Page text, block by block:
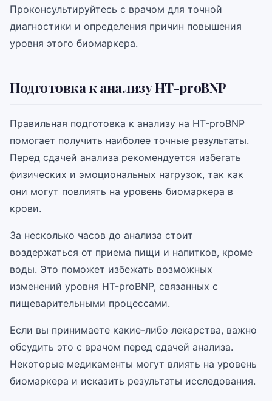
Проконсультируйтесь с врачом для точной
диагностики и определения причин повышения
уровня этого биомаркера.
Подготовка к анализу НТ-proBNP
Правильная подготовка к анализу на НТ-proBNP
помогает получить наиболее точные результаты.
Перед сдачей анализа рекомендуется избегать
физических и эмоциональных нагрузок, так как
они могут повлиять на уровень биомаркера в
крови.
За несколько часов до анализа стоит
воздержаться от приема пищи и напитков, кроме
воды. Это поможет избежать возможных
изменений уровня НТ-proBNP, связанных с
пищеварительными процессами.
Если вы принимаете какие-либо лекарства, важно
обсудить это с врачом перед сдачей анализа.
Некоторые медикаменты могут влиять на уровень
биомаркера и исказить результаты исследования.